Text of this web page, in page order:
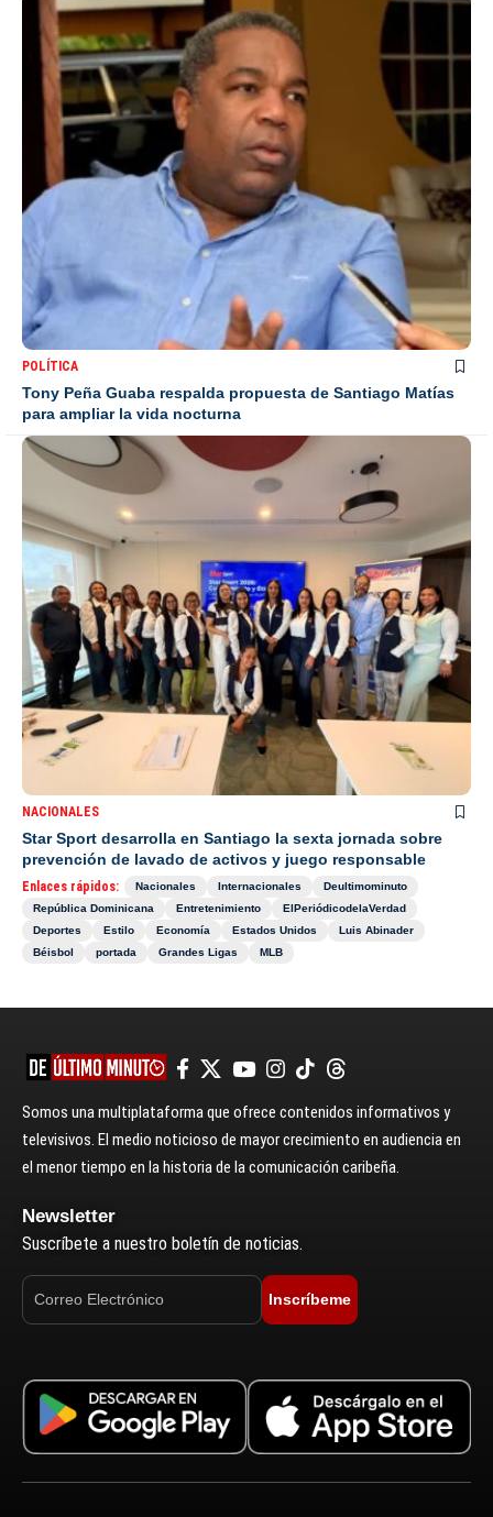
POLÍTICA
Tony Peña Guaba respalda propuesta de Santiago Matías
para ampliar la vida nocturna
NACIONALES
Star Sport desarrolla en Santiago la sexta jornada sobre
prevención de lavado de activos y juego responsable
Enlaces rápidos: Nacionales Internacionales
Deultimominuto
República Dominicana
Entretenimiento
ElPeriódicodelaVerdad
Deportes
Estilo Economía Estados Unidos
Luis Abinader
Béisbol
portada Grandes Ligas MLB
Somos una multiplataforma que ofrece contenidos informativos y
televisivos. El medio noticioso de mayor crecimiento en audiencia en
el menor tiempo en la historia de la comunicación caribeña.
Newsletter
Suscríbete a nuestro boletín de noticias.
Inscríbeme